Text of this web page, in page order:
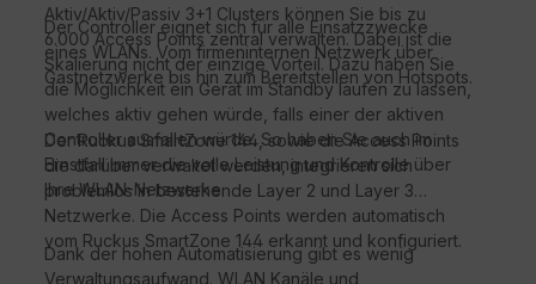
Aktiv/Aktiv/Passiv 3+1 Clusters können Sie bis zu
6.000 Access Points zentral verwalten. Dabei ist die
Skalierung nicht der einzige Vorteil. Dazu haben Sie
die Möglichkeit ein Gerät im Standby laufen zu lassen,
welches aktiv gehen würde, falls einer der aktiven
Controller ausfallen würde. So haben Sie auch im
Ernstfall immer die volle Leistung und Kontrolle über
Ihre WLAN-Netzwerke.
Der Controller eignet sich für alle Einsatzzwecke
eines WLANs. Vom firmeninternen Netzwerk über
Gastnetzwerke bis hin zum Bereitstellen von Hotspots.
Der Ruckus SmartZone 144, sowie die Access Points
die darüber verwaltet werden, integrieren sich
problemlos in bestehende Layer 2 und Layer 3
Netzwerke. Die Access Points werden automatisch
vom Ruckus SmartZone 144 erkannt und konfiguriert.
Dank der hohen Automatisierung gibt es wenig
Verwaltungsaufwand. WLAN Kanäle und